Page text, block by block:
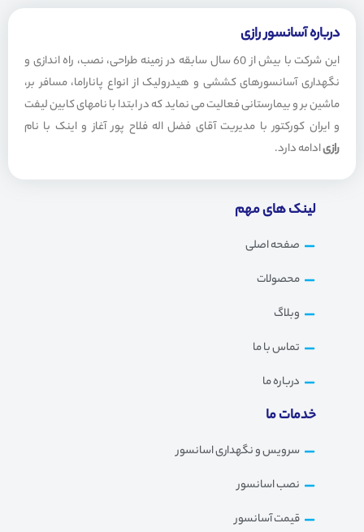
g
a
m
s
p
p
درباره آسانسور رازی
این شرکت با بیش از 60 سال سابقه در زمینه طراحی، نصب، راه اندازی و
نگهداری آسانسورهای کششی و هیدرولیک از انواع پاناراما، مسافر بر،
ماشین بر و بیمارستانی فعالیت می نماید که در ابتدا با نامهای کابین لیفت
و ایران کورکتور با مدیریت آقای فضل اله فلاح پور آغاز و اینک با نام
رازیادامه دارد.
لینک های مهم
صفحه اصلی
محصولات
وبلاگ
تماس با ما
درباره ما
خدمات ما
سرویس و نگهداری اسانسور
نصب اسانسور
قیمت آسانسور